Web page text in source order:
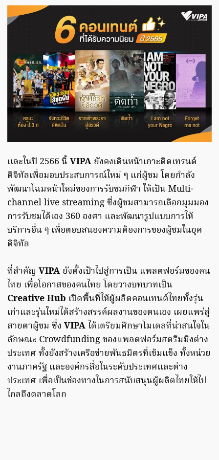
และในปี 2566 นี้VIPA ยังคงเดินหน้าเกาะติดเทรนด์
ดิจิทัลเพื่อมอบประสบการณ์ใหม่ ๆ แก่ผู้ชม โดยกำลัง
พัฒนาโฉมหน้าใหม่ของการรับชมกีฬา ให้เป็น Multi-
channel live streaming ซึ่งผู้ชมสามารถเลือกมุมมอง
การรับชมได้เอง 360 องศา และพัฒนารูปแบบการให้
บริการอื่น ๆ เพื่อตอบสนองความต้องการของผู้ชมในยุค
ดิจิทัล
ที่สำคัญ VIPA ยังตั้งเป้าไปสู่การเป็น แพลตฟอร์มของคน
ไทย เพื่อโอกาสของคนไทย โดยวางบทบาทเป็น
Creative Hub เปิดพื้นที่ให้ผู้ผลิตคอนเทนต์ไทยทั้งรุ่น
เก่าและรุ่นใหม่ได้สร้างสรรค์ผลงานของตนเอง เผยแพร่สู่
สายตาผู้ชม ซึ่ง VIPA ได้เตรียมศึกษาโมเดลที่น่าสนใจใน
ลักษณะ Crowdfunding ของแพลตฟอร์มสตรีมมิงต่าง
ประเทศ ทั้งยังสร้างเครือข่ายพันธมิตรที่เข้มแข็ง ทั้งหน่วย
งานภาครัฐ และองค์กรสื่อในระดับประเทศและต่าง
ประเทศ เพื่อเป็นช่องทางในการสนับสนุนผู้ผลิตไทยให้ไป
ไกลถึงตลาดโลก